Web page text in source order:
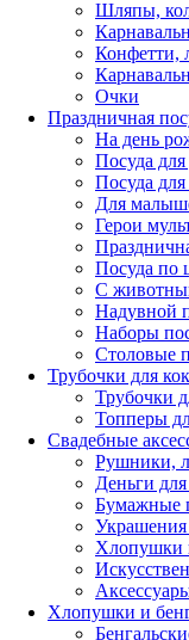
Шляпы,
Конфетти,
Очки
Праздничная
На день
Посуда для
Посуда
Для
Герои
Посуда по
С
Надувной
Наборы
Столовые
Трубочки для
Трубочки
Топперы
Свадебные
Рушники,
Деньги
Бумажные
Хлопушки
Хлопушки и